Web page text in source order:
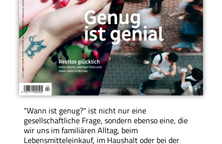
"Wann ist genug?" ist nicht nur eine
gesellschaftliche Frage, sondern ebenso eine, die
wir uns im familiären Alltag, beim
Lebensmitteleinkauf, im Haushalt oder bei der